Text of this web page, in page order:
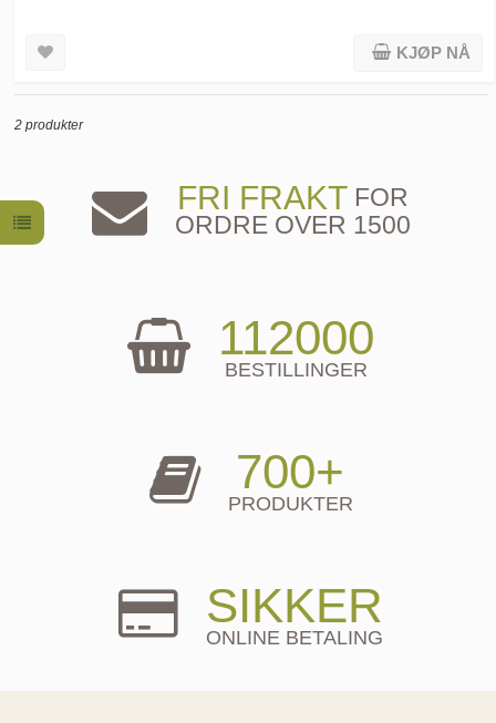
KJØP NÅ
2 produkter
FRI FRAKTFOR
ORDRE OVER 1500
112000
BESTILLINGER
700+
PRODUKTER
SIKKER
ONLINE BETALING